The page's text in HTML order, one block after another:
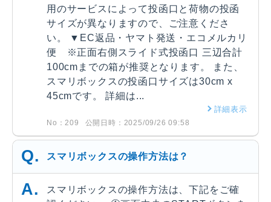
用のサービスによって投函口と荷物の投函
サイズが異なりますので、ご注意くださ
い。 ▼EC返品・ヤマト発送・エコメルカリ
便 ※正面右側スライド式投函口 三辺合計
100cmまでの箱が推奨となります。 また、
スマリボックスの投函口サイズは30cm x
45cmです。 詳細は...
詳細表示
No：209 公開日時：2025/09/26 09:58
スマリボックスの操作方法は？
スマリボックスの操作方法は、下記をご確